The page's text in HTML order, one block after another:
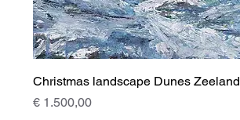
Christmas landscape Dunes Zeeland
Prijs
€ 1.500,00